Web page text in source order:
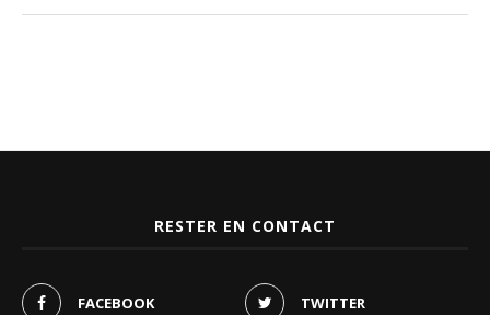
RESTER EN CONTACT
FACEBOOK TWITTER